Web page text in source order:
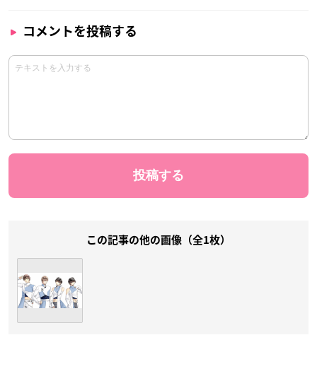
コメントを投稿する
この記事の他の画像（全1枚）